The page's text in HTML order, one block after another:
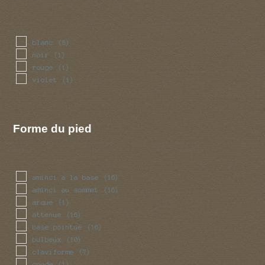
blanc (8)
noir (1)
rouge (1)
violet (1)
Forme du pied
aminci a la base (16)
aminci au sommet (16)
arque (1)
attenue (16)
base pointue (16)
bulbeux (10)
claviforme (7)